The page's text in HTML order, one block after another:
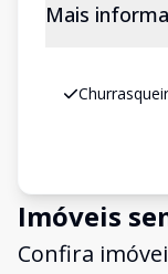
Mais
Imóveis
Confira